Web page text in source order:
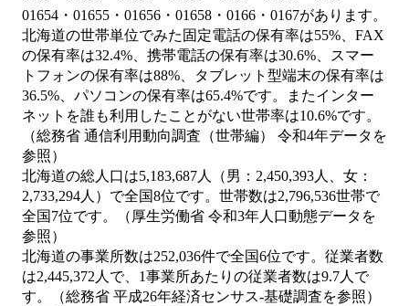
01654・01655・01656・01658・0166・0167があります。
北海道の世帯単位でみた固定電話の保有率は55%、FAX
の保有率は32.4%、携帯電話の保有率は30.6%、スマー
トフォンの保有率は88%、タブレット型端末の保有率は
36.5%、パソコンの保有率は65.4%です。またインター
ネットを誰も利用したことがない世帯率は10.6%です。
（総務省 通信利用動向調査（世帯編） 令和4年データを
参照）
北海道の総人口は5,183,687人（男：2,450,393人、女：
2,733,294人）で全国8位です。世帯数は2,796,536世帯で
全国7位です。（厚生労働省 令和3年人口動態データを
参照）
北海道の事業所数は252,036件で全国6位です。従業者数
は2,445,372人で、1事業所あたりの従業者数は9.7人で
す。（総務省 平成26年経済センサス‐基礎調査を参照）